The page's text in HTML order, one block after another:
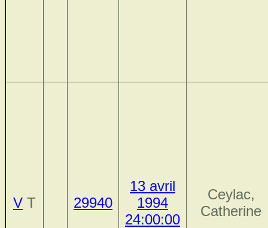
V T 29940
13 avril
1994
24:00:00
Ceylac,
Catherine